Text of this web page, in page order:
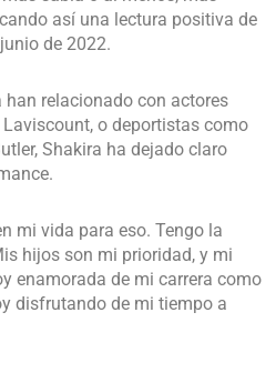
así una lectura positiva de
de 2022.
relacionado con actores
o deportistas como
Shakira ha dejado claro
mi vida para eso. Tengo la
hijos son mi prioridad, y mi
enamorada de mi carrera como
disfrutando de mi tiempo a